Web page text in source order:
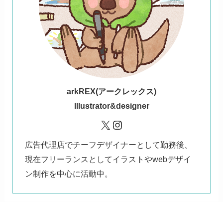
arkREX(アークレックス)
Illustrator&designer
X Instagram
広告代理店でチーフデザイナーとして勤務後、
現在フリーランスとしてイラストやwebデザイ
ン制作を中心に活動中。